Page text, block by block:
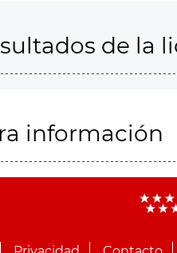
de la
información